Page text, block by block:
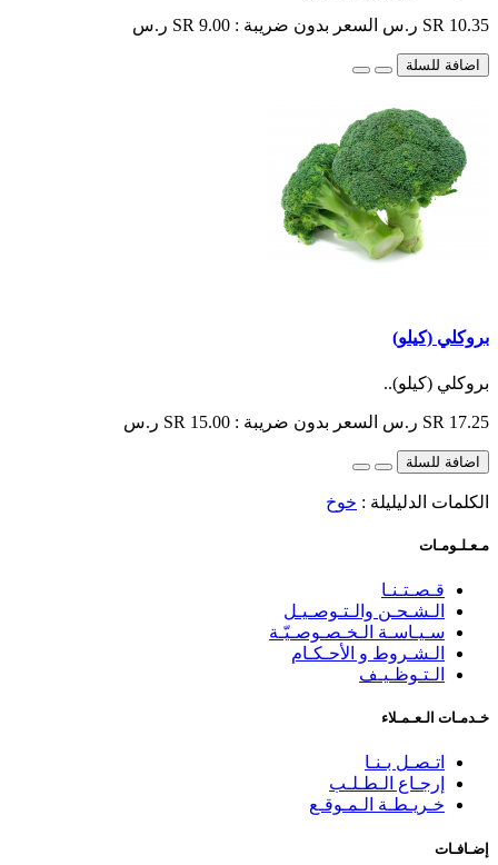
SR 10.35 ر.س السعر بدون ضريبة : SR 9.00 ر.س
اضافة للسلة
بروكلي (كيلو)
بروكلي (كيلو)..
SR 17.25 ر.س السعر بدون ضريبة : SR 15.00 ر.س
اضافة للسلة
الكلمات الدليليلة : خوخ
مـعـلـومـات
قـصـتـنـا
الـشـحـن والـتـوصـيـل
سـيـاسـة الـخـصـوصـيّـة
الـشـروط و الأحـكـام
الـتـوظـيـف
خـدمـات الـعـمـلاء
اتـصـل بـنـا
إرجـاع الـطـلـب
خـريـطـة الـمـوقـع
إضـافـات